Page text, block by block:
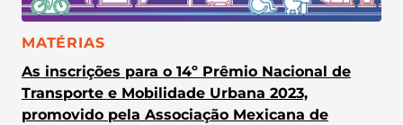
CATEGORIA:
MATÉRIAS
As inscrições para o 14º Prêmio Nacional de
Transporte e Mobilidade Urbana 2023,
promovido pela Associação Mexicana de